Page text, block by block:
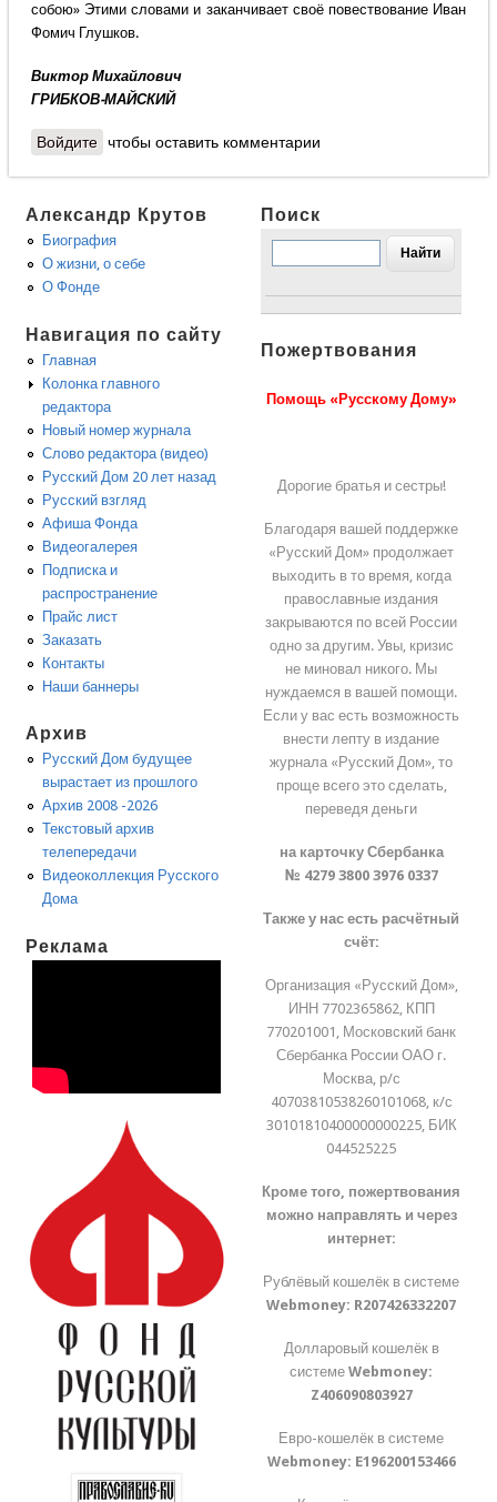
собою» Этими словами и заканчивает своё повествование Иван
Фомич Глушков.
Виктор Михайлович
ГРИБКОВ-МАЙСКИЙ
Войдите чтобы оставить комментарии
Александр Крутов
Биография
О жизни, о себе
О Фонде
Навигация по сайту
Главная
Колонка главного
редактора
Новый номер журнала
Слово редактора (видео)
Русский Дом 20 лет назад
Русский взгляд
Афиша Фонда
Видеогалерея
Подписка и
распространение
Прайс лист
Заказать
Контакты
Наши баннеры
Архив
Русский Дом будущее
вырастает из прошлого
Архив 2008 -2026
Текстовый архив
телепередачи
Видеоколлекция Русского
Дома
Реклама
Поиск
Пожертвования
Помощь «Русскому Дому»
Дорогие братья и сестры!
Благодаря вашей поддержке
«Русский Дом» продолжает
выходить в то время, когда
православные издания
закрываются по всей России
одно за другим. Увы, кризис
не миновал никого. Мы
нуждаемся в вашей помощи.
Если у вас есть возможность
внести лепту в издание
журнала «Русский Дом», то
проще всего это сделать,
переведя деньги
на карточку Сбербанка
№ 4279 3800 3976 0337
Также у нас есть расчётный
счёт:
Организация «Русский Дом»,
ИНН 7702365862, КПП
770201001, Московский банк
Сбербанка России ОАО г.
Москва, р/с
40703810538260101068, к/с
30101810400000000225, БИК
044525225
Кроме того, пожертвования
можно направлять и через
интернет:
Рублёвый кошелёк в системе
Webmoney: R207426332207
Долларовый кошелёк в
системеWebmoney:
Z406090803927
Евро-кошелёк в системе
Webmoney: E196200153466